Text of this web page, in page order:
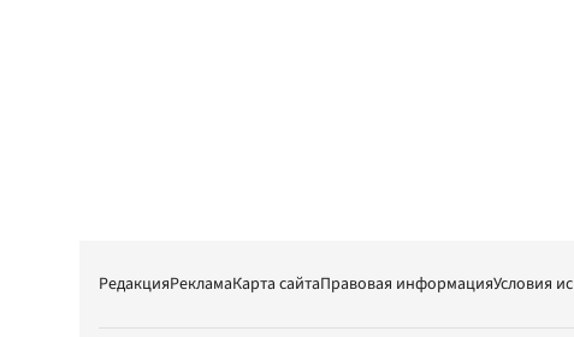
РедакцияРекламаКарта сайтаПравовая информацияУсловия